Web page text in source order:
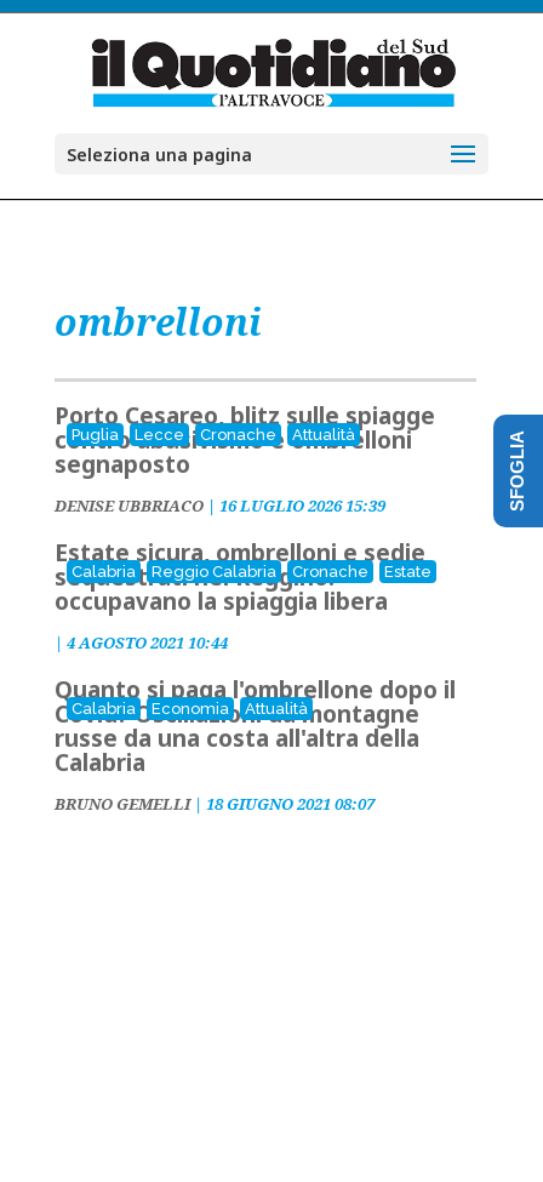
Seleziona una pagina
ombrelloni
Puglia Lecce Cronache Attualità
Porto Cesareo, blitz sulle spiagge
contro abusivismo e ombrelloni
segnaposto
DENISE UBBRIACO| 16 LUGLIO 2026 15:39
Calabria Reggio Calabria Cronache Estate
Estate sicura, ombrelloni e sedie
sequestrati nel Reggino:
occupavano la spiaggia libera
| 4 AGOSTO 2021 10:44
Calabria Economia Attualità
Quanto si paga l'ombrellone dopo il
Covid? Oscillazioni da montagne
russe da una costa all'altra della
Calabria
BRUNO GEMELLI| 18 GIUGNO 2021 08:07
SFOGLIA